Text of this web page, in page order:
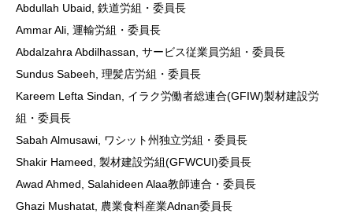
Abdullah Ubaid, 鉄道労組・委員長
Ammar Ali, 運輸労組・委員長
Abdalzahra Abdilhassan, サービス従業員労組・委員長
Sundus Sabeeh, 理髪店労組・委員長
Kareem Lefta Sindan, イラク労働者総連合(GFIW)製材建設労
組・委員長
Sabah Almusawi, ワシット州独立労組・委員長
Shakir Hameed, 製材建設労組(GFWCUI)委員長
Awad Ahmed, Salahideen Alaa教師連合・委員長
Ghazi Mushatat, 農業食料産業Adnan委員長